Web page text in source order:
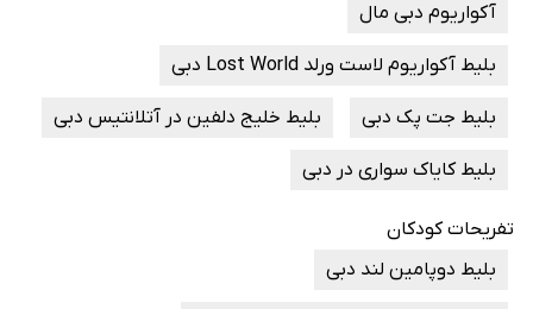
آکواریوم دبی مال
بلیط آکواریوم لاست ورلد Lost World دبی
بلیط جت پک دبی بلیط خلیج دلفین در آتلانتیس دبی
بلیط کایاک سواری در دبی
تفریحات کودکان
بلیط دوپامین لند دبی